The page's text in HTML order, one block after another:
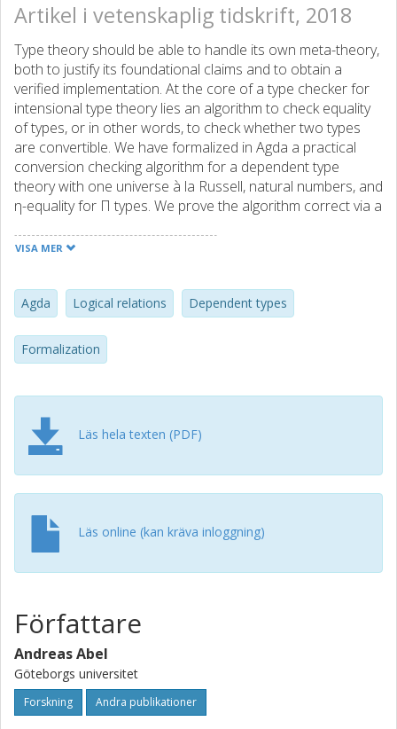
Artikel i vetenskaplig tidskrift, 2018
Type theory should be able to handle its own meta-theory,
both to justify its foundational claims and to obtain a
verified implementation. At the core of a type checker for
intensional type theory lies an algorithm to check equality
of types, or in other words, to check whether two types
are convertible. We have formalized in Agda a practical
conversion checking algorithm for a dependent type
theory with one universe à la Russell, natural numbers, and
η-equality for Π types. We prove the algorithm correct via a
of equivalence of terms. We then instantiate the
to prove the completeness of the algorithm. Our proof
relies on inductive-recursive definitions, but not on the
uniqueness of identity proofs. Thus, it is valid in variants of
intensional Martin-Löf Type Theory as long as they
Observational, or Homotopy Type Theory.
VISA MER
Agda Logical relations Dependent types
Formalization
Läs hela texten (PDF)
Läs online (kan kräva inloggning)
Författare
Andreas Abel
Göteborgs universitet
Forskning Andra publikationer